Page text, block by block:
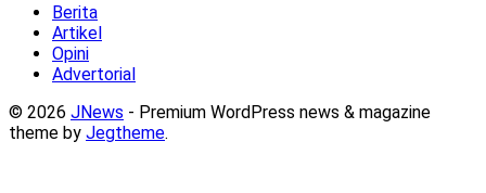
Berita
Artikel
Opini
Advertorial
© 2026 JNews - Premium WordPress news & magazine
theme by Jegtheme.